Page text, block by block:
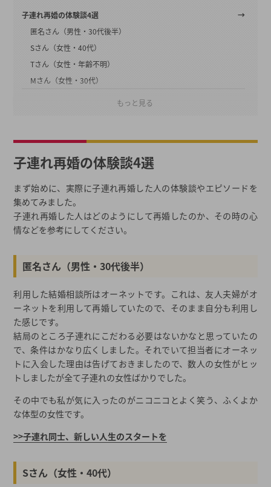
子連れ再婚の体験談4選
匿名さん（男性・30代後半）
Sさん（女性・40代）
Tさん（女性・年齢不明）
Mさん（女性・30代）
結婚相談所は恥ずかしくない
婚活の掛け持ちもおすすめ
子連れで再婚する際の手続き
2026年春の最新キャンペーン
都道府県から結婚相談所を探す
結婚相談所一覧から結婚相談所を探す
もっと見る
子連れ再婚の体験談4選
まず始めに、実際に子連れ再婚した人の体験談やエピソードを
集めてみました。
子連れ再婚した人はどのようにして再婚したのか、その時の心
情などを参考にしてください。
匿名さん（男性・30代後半）
利用した結婚相談所はオーネットです。これは、友人夫婦がオ
ーネットを利用して再婚していたので、そのまま自分も利用し
た感じです。
結局のところ子連れにこだわる必要はないかなと思っていたの
で、条件はかなり広くしました。それでいて担当者にオーネッ
トに入会した理由は告げておきましたので、数人の女性がヒッ
トしましたが全て子連れの女性ばかりでした。
その中でも私が気に入ったのがニコニコとよく笑う、ふくよか
な体型の女性です。
>>子連れ同士、新しい人生のスタートを
Sさん（女性・40代）